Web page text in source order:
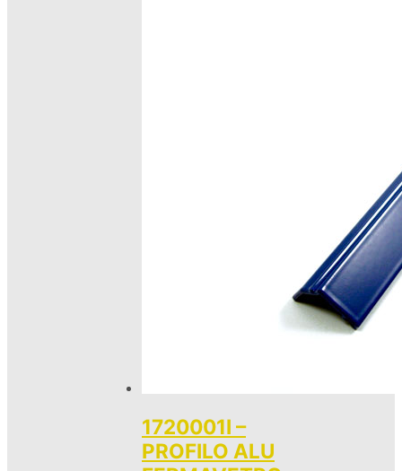
1720001I –
PROFILO ALU